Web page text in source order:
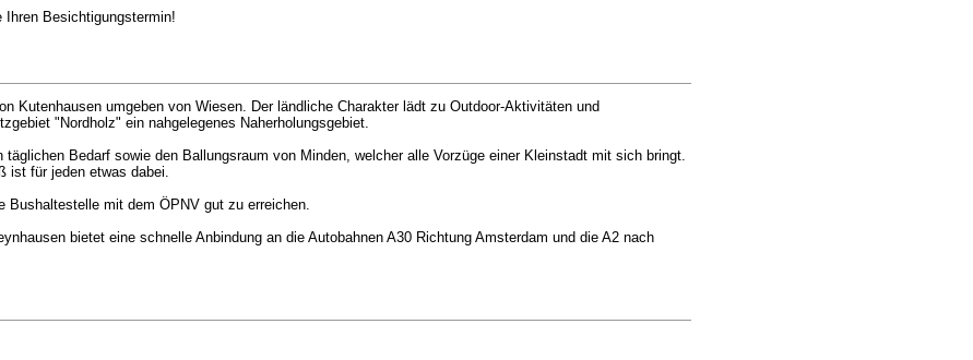
Ihren Besichtigungstermin!
Kutenhausen umgeben von Wiesen. Der ländliche Charakter lädt zu Outdoor-Aktivitäten und
"Nordholz" ein nahgelegenes Naherholungsgebiet.
Bedarf sowie den Ballungsraum von Minden, welcher alle Vorzüge einer Kleinstadt mit sich bringt.
ist für jeden etwas dabei.
Bushaltestelle mit dem ÖPNV gut zu erreichen.
bietet eine schnelle Anbindung an die Autobahnen A30 Richtung Amsterdam und die A2 nach